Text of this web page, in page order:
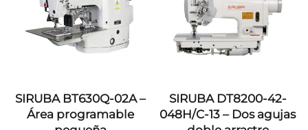
SIRUBA BT630Q-02A –
Área programable
SIRUBA DT8200-42-
048H/C-13 – Dos agujas